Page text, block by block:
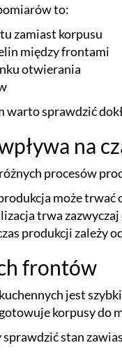
to:
zamiast korpusu
między frontami
otwierania
warto sprawdzić
na
procesów
może trwać
trwa zazwyczaj
produkcji zależy
frontów
jest
korpusy do
stan